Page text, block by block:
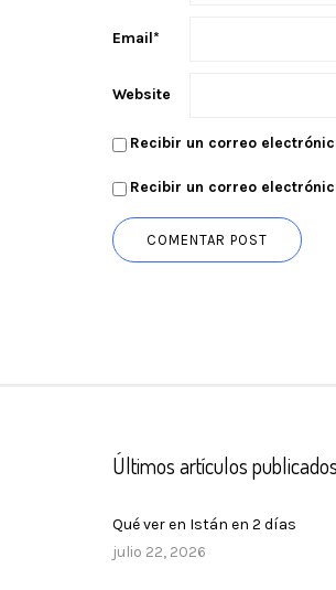
Email*
Website
Recibir un correo
Recibir un correo
Últimos artículos publicados
Qué ver en Istán en 2 días
julio 22, 2026